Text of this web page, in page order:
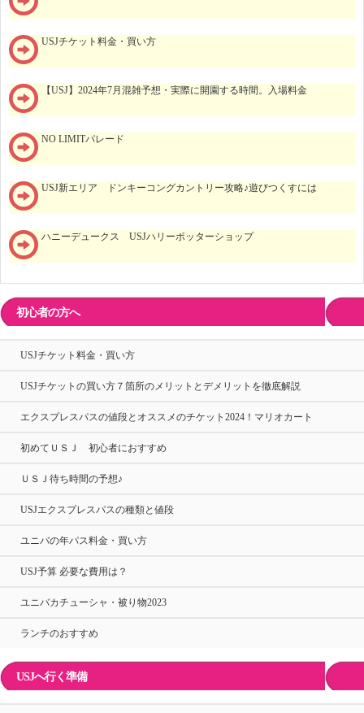
USJチケット料金・買い方
【USJ】2024年7月混雑予想・実際に開園する時間。入場料金
NO LIMITパレード
USJ新エリア ドンキーコングカントリー攻略♪遊びつくすには
ハニーデュークス USJハリーポッターショップ
初心者の方へ
USJチケット料金・買い方
USJチケットの買い方７箇所のメリットとデメリットを徹底解説
エクスプレスパスの値段とオススメのチケット2024！マリオカート
初めてＵＳＪ 初心者におすすめ
ＵＳＪ待ち時間の予想♪
USJエクスプレスパスの種類と値段
ユニバの年パス料金・買い方
USJ予算 必要な費用は？
ユニバカチューシャ・被り物2023
ランチのおすすめ
USJへ行く準備